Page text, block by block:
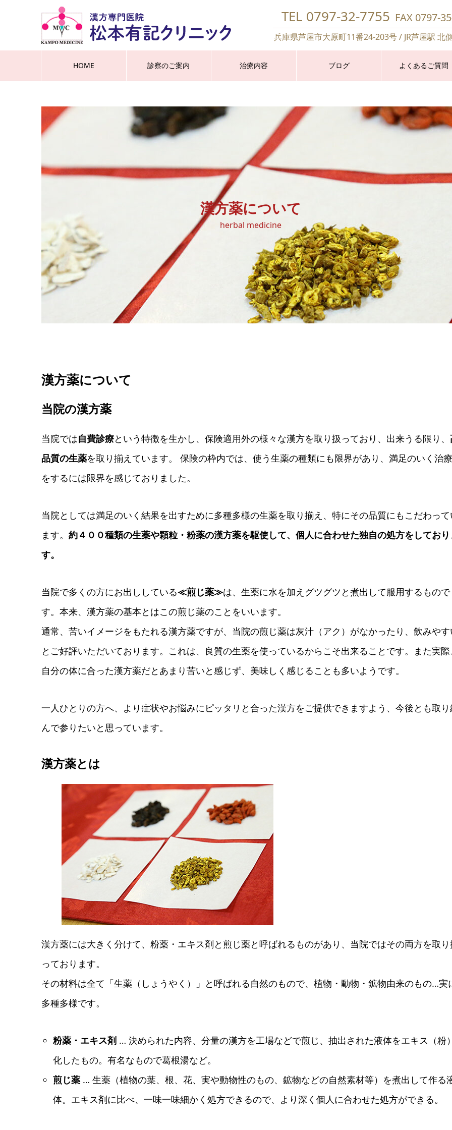
TEL 0797-32-7755 FAX 0797-
兵庫県芦屋市大原町11番24-203号 / JR芦屋駅 北
HOME 診察のご案内 治療内容 ブログ よくあるご質問
漢方薬について
herbal medicine
漢方薬について
当院の漢方薬
当院では自費診療という特徴を生かし、保険適用外の様々な漢方を取り扱っており、出来うる限り、
品質の生薬を取り揃えています。 保険の枠内では、使う生薬の種類にも限界があり、満足のいく治療
をするには限界を感じておりました。
当院としては満足のいく結果を出すために多種多様の生薬を取り揃え、特にその品質にもこだわっ
ます。 約４００種類の生薬や顆粒・粉薬の漢方薬を駆使して、個人に合わせた独自の処方をしてお
す。
当院で多くの方にお出ししている≪煎じ薬≫は、生薬に水を加えグツグツと煮出して服用するもので
す。本来、漢方薬の基本とはこの煎じ薬のことをいいます。
通常、苦いイメージをもたれる漢方薬ですが、当院の煎じ薬は灰汁（アク）がなかったり、飲みや
とご好評いただいております。これは、良質の生薬を使っているからこそ出来ることです。また実
自分の体に合った漢方薬だとあまり苦いと感じず、美味しく感じることも多いようです。
一人ひとりの方へ、より症状やお悩みにピッタリと合った漢方をご提供できますよう、今後とも取
んで参りたいと思っています。
漢方薬とは
漢方薬には大きく分けて、粉薬・エキス剤と煎じ薬と呼ばれるものがあり、当院ではその両方を取
っております。
その材料は全て「生薬（しょうやく）」と呼ばれる自然のもので、植物・動物・鉱物由来のもの…実
多種多様です。
粉薬・エキス剤 … 決められた内容、分量の漢方を工場などで煎じ、抽出された液体をエキス（粉
化したもの。有名なもので葛根湯など。
煎じ薬 … 生薬（植物の葉、根、花、実や動物性のもの、鉱物などの自然素材等）を煮出して作る
体。エキス剤に比べ、一味一味細かく処方できるので、より深く個人に合わせた処方ができる。